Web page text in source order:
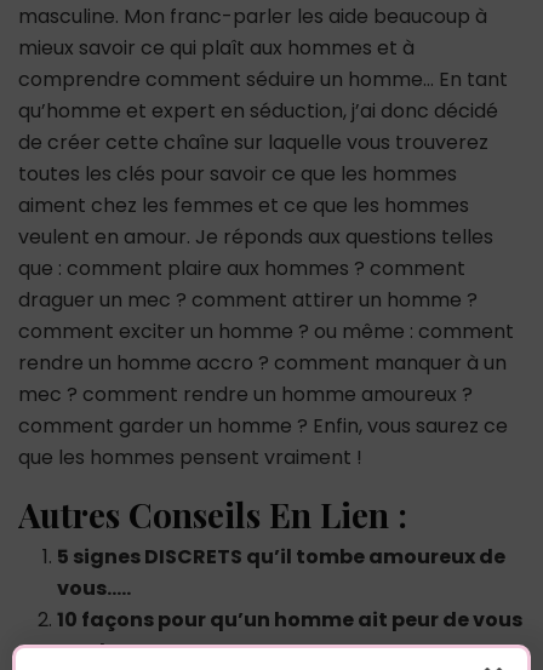
masculine. Mon franc-parler les aide beaucoup à
mieux savoir ce qui plaît aux hommes et à
comprendre comment séduire un homme… En tant
qu’homme et expert en séduction, j’ai donc décidé
de créer cette chaîne sur laquelle vous trouverez
toutes les clés pour savoir ce que les hommes
aiment chez les femmes et ce que les hommes
veulent en amour. Je réponds aux questions telles
que : comment plaire aux hommes ? comment
draguer un mec ? comment attirer un homme ?
comment exciter un homme ? ou même : comment
rendre un homme accro ? comment manquer à un
mec ? comment rendre un homme amoureux ?
comment garder un homme ? Enfin, vous saurez ce
que les hommes pensent vraiment !
Autres Conseils En Lien :
5 signes DISCRETS qu’il tombe amoureux de
vous…..
10 façons pour qu’un homme ait peur de vous
perdre